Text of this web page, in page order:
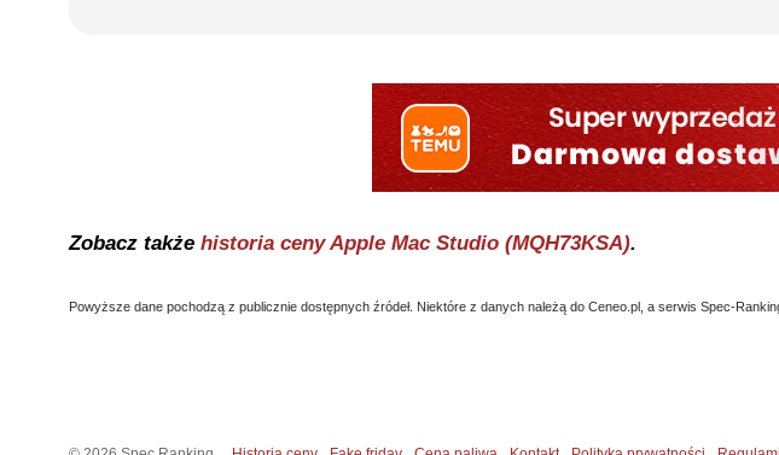
Zobacz także historia cenyApple Mac Studio (MQH73KSA).
Powyższe dane pochodzą z publicznie dostępnych źródeł. Niektóre z danych należą do Ceneo.pl, a serwis Spec-